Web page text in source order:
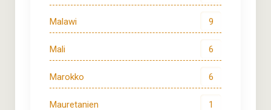
Malawi 9
Mali 6
Marokko 6
Mauretanien 1